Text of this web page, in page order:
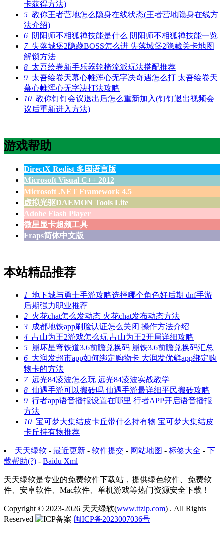
卡获得方法)
5 教你王者营地怎么隐身在线状态(王者营地隐身在线方
法介绍)
6 阴阳师不相狐禅技能是什么 阴阳师不相狐禅技能一览
7失落城堡2隐藏BOSS怎么进 失落城堡2隐藏关卡地图
解锁方法
8 太吾绘卷新手乐器轮椅流派玩法搭配推荐
9 太吾绘卷天幕心帷浑心无字决奇遇怎么打 太吾绘卷天
幕心帷浑心无字决打法攻略
10 教你钉钉会议退出后怎么重新加入(钉钉退出视频会
议后重新进入方法)
游戏帮助
DirectX Redist 多国语言版
Microsoft Visual C++ 2012
Microsoft .NET Framework 4.5
虚拟光驱DAEMON Tools Lite
Adobe Flash Player
微星显卡超频工具
Fraps简体中文版
本站精品推荐
1 地下城与勇士手游攻略选择哪个角色好后期 dnf手游
后期强力职业推荐
2 火花chat怎么发动态 火花chat发布动态方法
3 成都地铁app刷脸认证怎么关闭 操作方法介绍
4 占山为王2游戏怎么玩 占山为王2开局详细攻略
5 崩坏星穹铁道3.6前瞻兑换码 崩铁3.6前瞻兑换码汇总
6 大润发超市app如何绑定购物卡 大润发优鲜app绑定购
物卡的方法
7远光84凌波怎么玩 远光84凌波实战教学
8 仙遇手游可以搬砖吗 仙遇手游最详细平民搬砖攻略
9 行者app语音播报设置在哪里 行者APP开启语音播报
方法
10 宝可梦大集结皮卡丘带什么持有物 宝可梦大集结皮
卡丘持有物推荐
天天绿软 - 最近更新 - 软件提交 - 网站地图 - 标签大全 - 下
载帮助(?) - Baidu Xml
天天绿软是专业的免费软件下载站，提供绿色软件、免费软
件、安卓软件、Mac软件、单机游戏等热门资源安全下载！
Copyright © 2023-2026 天天绿软(www.ttzip.com) . All Rights
Reserved
闽ICP备2023007036号